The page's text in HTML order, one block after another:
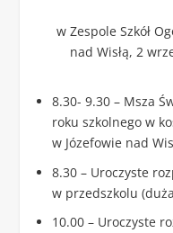
w Zespole Szkół
nad Wisłą, 2
8.30- 9.30 – Msza
roku szkolnego w
w Józefowie nad
8.30 – Uroczyste
w przedszkolu
10.00 – Uroczyste